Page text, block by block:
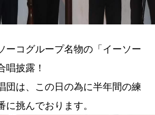
ーコグループ名物の「イーソー
唱披露！
団は、この日の為に半年間の練
に挑んでおります。